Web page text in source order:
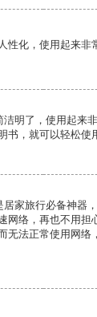
性化，使用起来非
洁明了，使用起来
书，就可以轻松使
居家旅行必备神器
网络，再也不用担
无法正常使用网络